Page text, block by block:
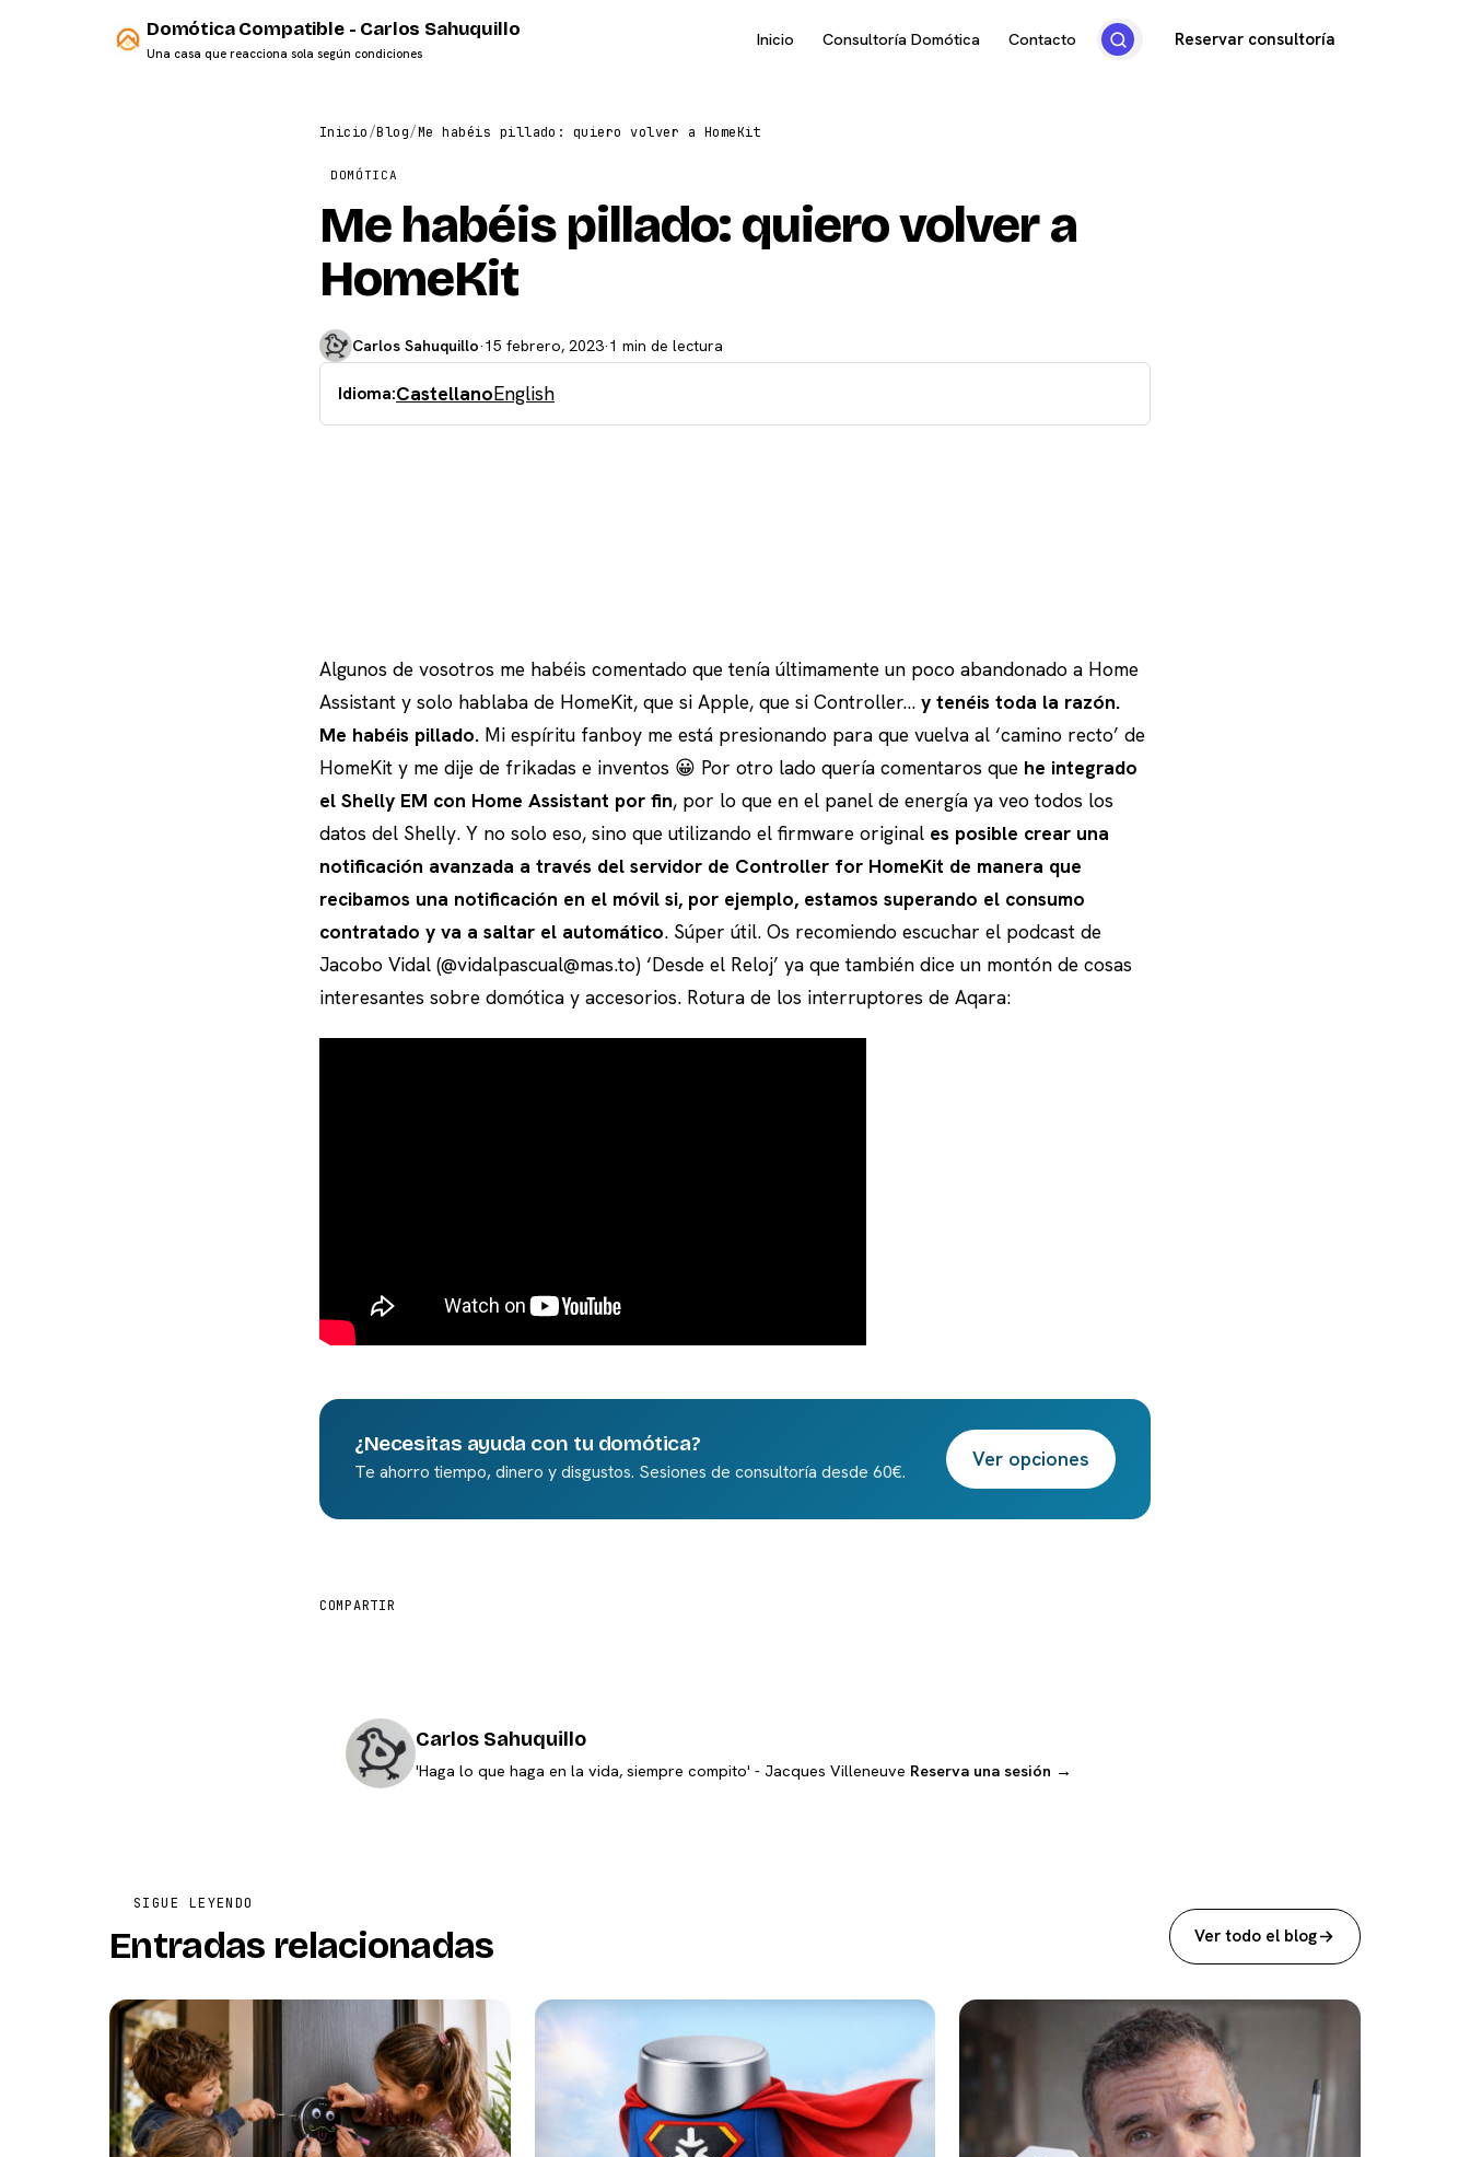
Domótica Compatible - Carlos Sahuquillo
Una casa que reacciona sola según condiciones
Inicio Consultoría Domótica Contacto Reservar consultoría
Inicio/Blog/Me habéis pillado: quiero volver a HomeKit
DOMÓTICA
Me habéis pillado: quiero volver a
HomeKit
Carlos Sahuquillo·15 febrero, 2023·1 min de lectura
Idioma:CastellanoEnglish
Algunos de vosotros me habéis comentado que tenía últimamente un poco abandonado a Home
Assistant y solo hablaba de HomeKit, que si Apple, que si Controller… y tenéis toda la razón.
Me habéis pillado. Mi espíritu fanboy me está presionando para que vuelva al ‘camino recto’ de
HomeKit y me dije de frikadas e inventos 😀 Por otro lado quería comentaros que he integrado
el Shelly EM con Home Assistant por fin, por lo que en el panel de energía ya veo todos los
datos del Shelly. Y no solo eso, sino que utilizando el firmware original es posible crear una
notificación avanzada a través del servidor de Controller for HomeKit de manera que
recibamos una notificación en el móvil si, por ejemplo, estamos superando el consumo
contratado y va a saltar el automático. Súper útil. Os recomiendo escuchar el podcast de
Jacobo Vidal (@vidalpascual@mas.to) ‘Desde el Reloj’ ya que también dice un montón de cosas
interesantes sobre domótica y accesorios. Rotura de los interruptores de Aqara:
¿Necesitas ayuda con tu domótica?
Te ahorro tiempo, dinero y disgustos. Sesiones de consultoría desde 60€. Ver opciones
COMPARTIR
Carlos Sahuquillo
'Haga lo que haga en la vida, siempre compito' - Jacques Villeneuve Reserva una sesión →
SIGUE LEYENDO
Entradas relacionadas Ver todo el blog